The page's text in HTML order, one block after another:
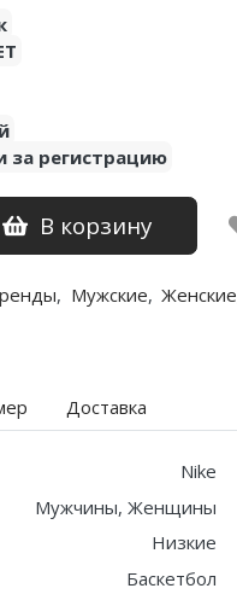
за регистрацию
В корзину
, Мужские, Женские
Доставка
Nike
Мужчины, Женщины
Низкие
Баскетбол